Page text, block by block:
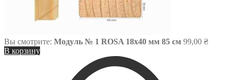
Вы смотрите: Модуль № 1 ROSA 18х40 мм 85 см 99,00 ₴
В корзину